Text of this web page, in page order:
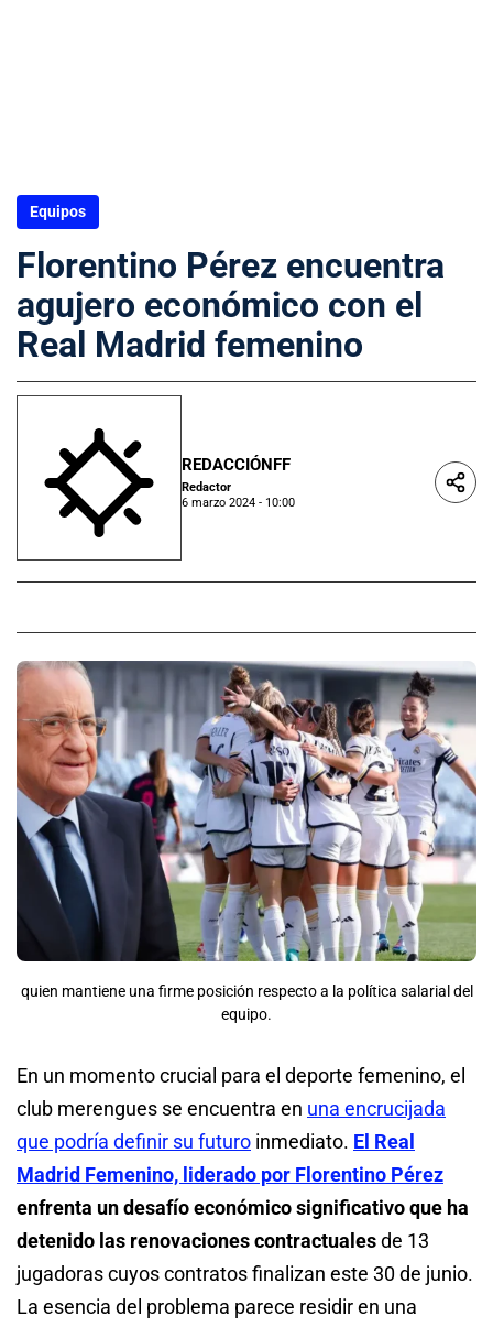
Equipos
Florentino Pérez encuentra
agujero económico con el
Real Madrid femenino
REDACCIÓNFF
Redactor
6 marzo 2024 - 10:00
quien mantiene una firme posición respecto a la política salarial del
equipo.
En un momento crucial para el deporte femenino, el
club merengues se encuentra en una encrucijada
que podría definir su futuro inmediato. El Real
Madrid Femenino, liderado por Florentino Pérez
enfrenta un desafío económico significativo que ha
detenido las renovaciones contractualesde 13
jugadoras cuyos contratos finalizan este 30 de junio.
La esencia del problema parece residir en una